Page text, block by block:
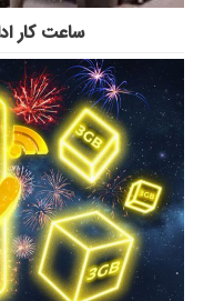
ساعت کار